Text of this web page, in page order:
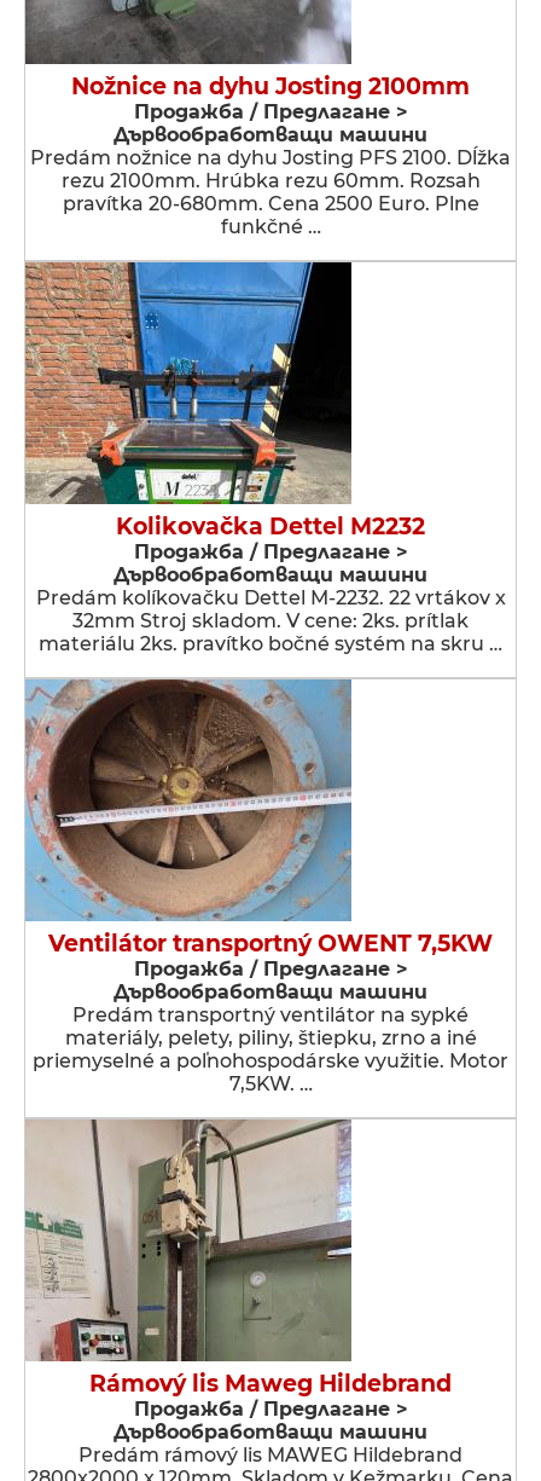
Nožnice na dyhu Josting 2100mm
Продажба / Предлагане >
Дървообработващи машини
Predám nožnice na dyhu Josting PFS 2100. Dĺžka
rezu 2100mm. Hrúbka rezu 60mm. Rozsah
pravítka 20-680mm. Cena 2500 Euro. Plne
funkčné …
Kolikovačka Dettel M2232
Продажба / Предлагане >
Дървообработващи машини
Predám kolíkovačku Dettel M-2232. 22 vrtákov x
32mm Stroj skladom. V cene: 2ks. prítlak
materiálu 2ks. pravítko bočné systém na skru …
Ventilátor transportný OWENT 7,5KW
Продажба / Предлагане >
Дървообработващи машини
Predám transportný ventilátor na sypké
materiály, pelety, piliny, štiepku, zrno a iné
priemyselné a poľnohospodárske využitie. Motor
7,5KW. …
Rámový lis Maweg Hildebrand
Продажба / Предлагане >
Дървообработващи машини
Predám rámový lis MAWEG Hildebrand